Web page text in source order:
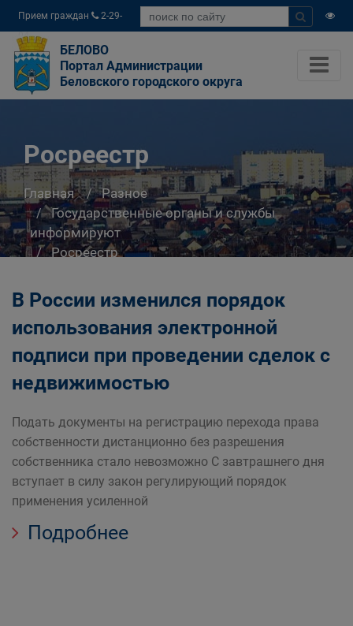
Прием граждан
2-29-
04
БЕЛОВО
Портал Администрации
Беловского городского округа
Росреестр
Главная
Разное
Государственные органы и службы
информируют
Росреестр
В России изменился порядок
использования электронной
подписи при проведении сделок с
недвижимостью
Подать документы на регистрацию перехода права
собственности дистанционно без разрешения
собственника стало невозможно С завтрашнего дня
вступает в силу закон регулирующий порядок
применения усиленной
Подробнее